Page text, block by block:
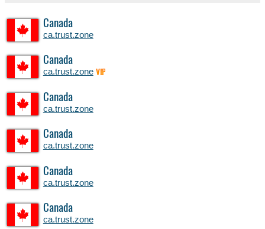
Canada
ca.trust.zone
Canada
ca.trust.zone VIP
Canada
ca.trust.zone
Canada
ca.trust.zone
Canada
ca.trust.zone
Canada
ca.trust.zone